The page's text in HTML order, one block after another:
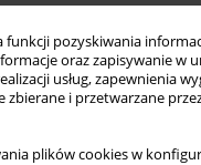
funkcji pozyskiwania
oraz zapisywanie w
usług, zapewnienia
zbierane i przetwarzane
plików cookies w
jako łańcuch